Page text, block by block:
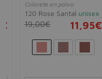
Colorete en polvo
120 Rose Santal unisex
19,00€ 11,95€